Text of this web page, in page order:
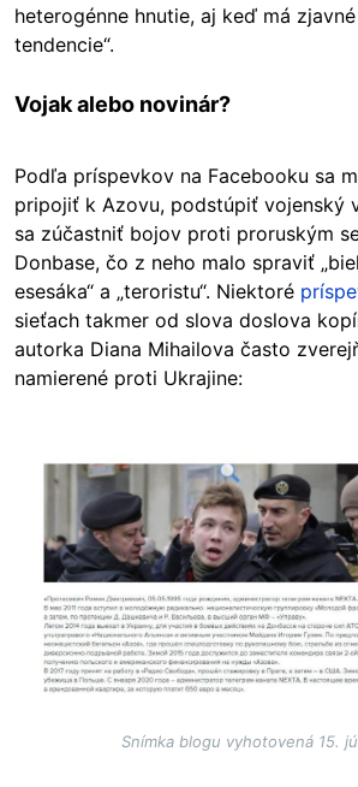
heterogénne hnutie, aj keď má
tendencie“.
Vojak alebo novinár?
Podľa príspevkov na Facebooku sa
pripojiť k Azovu, podstúpiť vojenský
sa zúčastniť bojov proti proruským
Donbase, čo z neho malo spraviť
esesáka“ a „teroristu“. Niektoré
sieťach takmer od slova doslova
autorka Diana Mihailova často
namierené proti Ukrajine:
Image
Snímka blogu vyhotovená 15.